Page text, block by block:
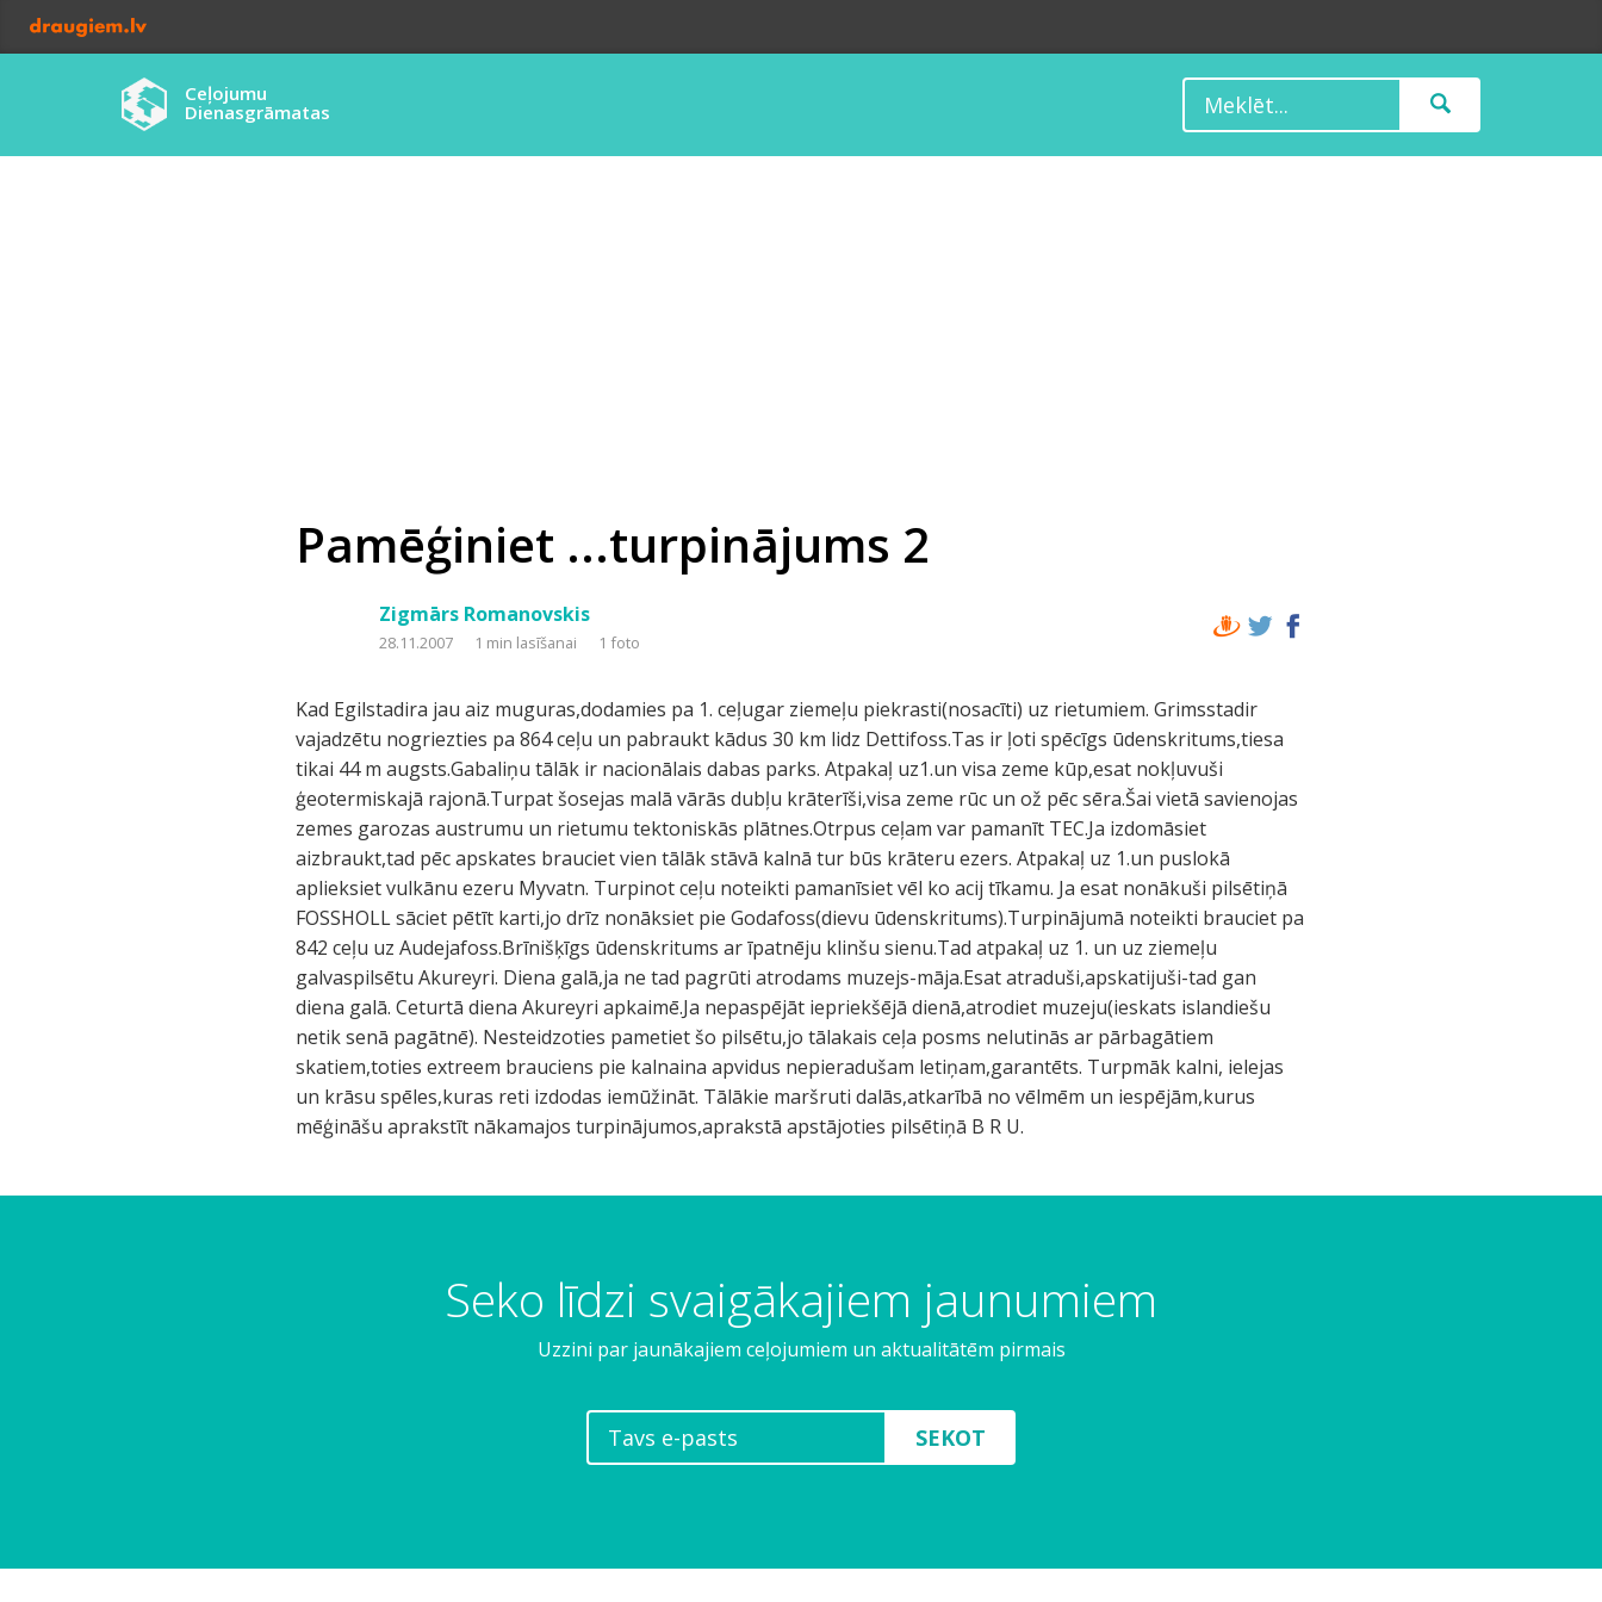
Ceļojumu
Dienasgrāmatas
Pamēģiniet ...turpinājums 2
Zigmārs Romanovskis
28.11.2007 1 min lasīšanai 1 foto
Kad Egilstadira jau aiz muguras,dodamies pa 1. ceļugar ziemeļu piekrasti(nosacīti) uz rietumiem. Grimsstadir
vajadzētu nogriezties pa 864 ceļu un pabraukt kādus 30 km lidz Dettifoss.Tas ir ļoti spēcīgs ūdenskritums,tiesa
tikai 44 m augsts.Gabaliņu tālāk ir nacionālais dabas parks. Atpakaļ uz1.un visa zeme kūp,esat nokļuvuši
ģeotermiskajā rajonā.Turpat šosejas malā vārās dubļu krāterīši,visa zeme rūc un ož pēc sēra.Šai vietā savienojas
zemes garozas austrumu un rietumu tektoniskās plātnes.Otrpus ceļam var pamanīt TEC.Ja izdomāsiet
aizbraukt,tad pēc apskates brauciet vien tālāk stāvā kalnā tur būs krāteru ezers. Atpakaļ uz 1.un puslokā
aplieksiet vulkānu ezeru Myvatn. Turpinot ceļu noteikti pamanīsiet vēl ko acij tīkamu. Ja esat nonākuši pilsētiņā
FOSSHOLL sāciet pētīt karti,jo drīz nonāksiet pie Godafoss(dievu ūdenskritums).Turpinājumā noteikti brauciet pa
842 ceļu uz Audejafoss.Brīnišķīgs ūdenskritums ar īpatnēju klinšu sienu.Tad atpakaļ uz 1. un uz ziemeļu
galvaspilsētu Akureyri. Diena galā,ja ne tad pagrūti atrodams muzejs-māja.Esat atraduši,apskatijuši-tad gan
diena galā. Ceturtā diena Akureyri apkaimē.Ja nepaspējāt iepriekšējā dienā,atrodiet muzeju(ieskats islandiešu
netik senā pagātnē). Nesteidzoties pametiet šo pilsētu,jo tālakais ceļa posms nelutinās ar pārbagātiem
skatiem,toties extreem brauciens pie kalnaina apvidus nepieradušam letiņam,garantēts. Turpmāk kalni, ielejas
un krāsu spēles,kuras reti izdodas iemūžināt. Tālākie maršruti dalās,atkarībā no vēlmēm un iespējām,kurus
mēģināšu aprakstīt nākamajos turpinājumos,aprakstā apstājoties pilsētiņā B R U.
Seko līdzi svaigākajiem jaunumiem
Uzzini par jaunākajiem ceļojumiem un aktualitātēm pirmais
SEKOT